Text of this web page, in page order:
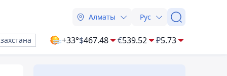
Алматы Рус
+33°$467.48 €539.52 ₽5.73